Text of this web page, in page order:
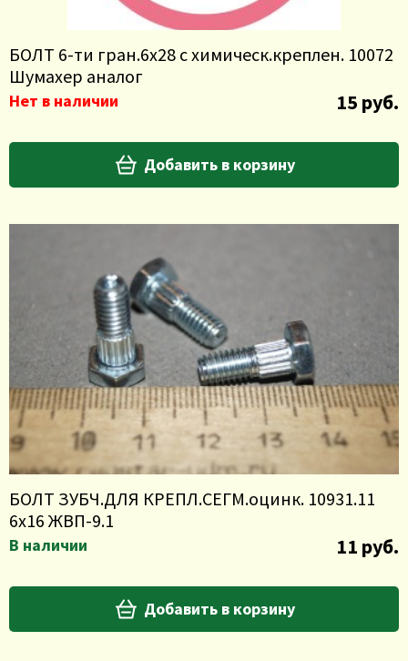
БОЛТ 6-ти гран.6х28 с химическ.креплен. 10072
Шумахер аналог
Нет в наличии 15 руб.
Добавить в корзину
БОЛТ ЗУБЧ.ДЛЯ КРЕПЛ.СЕГМ.оцинк. 10931.11
6х16 ЖВП-9.1
В наличии 11 руб.
Добавить в корзину